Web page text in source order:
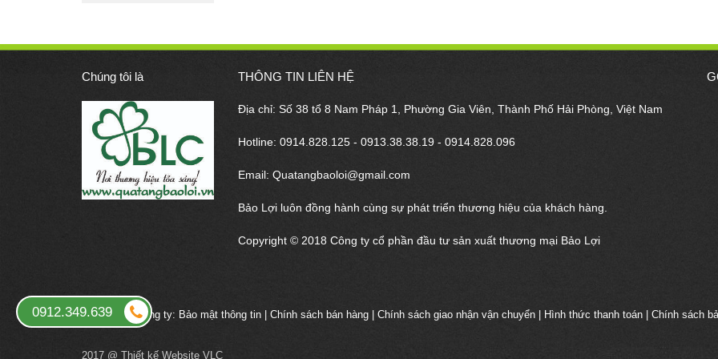
Chúng tôi là THÔNG TIN LIÊN HỆ
Địa chỉ: Số 38 tổ 8 Nam Pháp 1, Phường Gia Viên, Thành Phố Hải Phòng, Việt Nam
Hotline: 0914.828.125 - 0913.38.38.19 - 0914.828.096
Email: Quatangbaoloi@gmail.com
Bảo Lợi luôn đồng hành cùng sự phát triển thương hiệu của khách hàng.
Copyright © 2018 Công ty cổ phần đầu tư sản xuất thương mại Bảo Lợi
0912.349.639Chính sách công ty: Bảo mật thông tin Chính sách bán hàng Chính sách giao nhận vận chuyển Hình thức thanh toán Chính sách
2017 @ Thiết kế Website VLC